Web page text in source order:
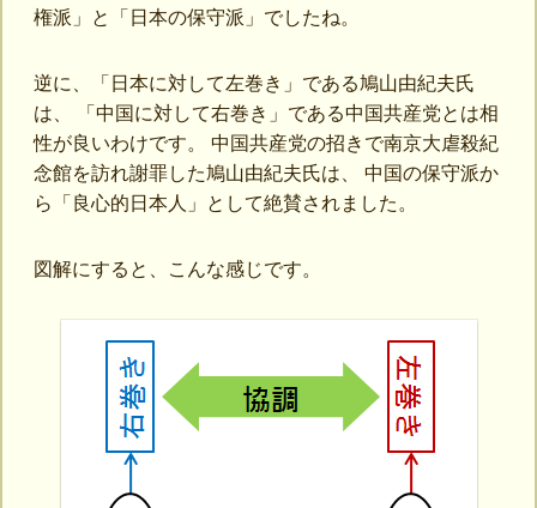
権派」と「日本の保守派」でしたね。
逆に、「日本に対して左巻き」である鳩山由紀夫氏
は、 「中国に対して右巻き」である中国共産党とは相
性が良いわけです。 中国共産党の招きで南京大虐殺紀
念館を訪れ謝罪した鳩山由紀夫氏は、 中国の保守派か
ら「良心的日本人」として絶賛されました。
図解にすると、こんな感じです。